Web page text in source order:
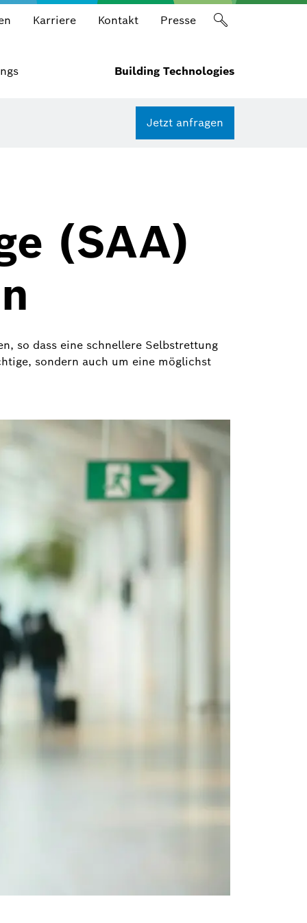
Karriere Kontakt Presse
Building Technologies
Jetzt anfragen
(SAA)
so dass eine schnellere Selbstrettung
sondern auch um eine möglichst